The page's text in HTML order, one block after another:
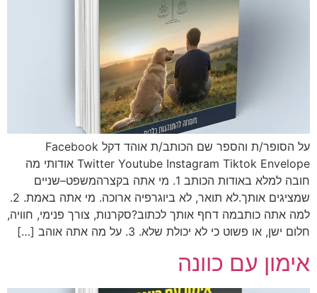
על הסופר/ת והספר שם הכותב/ת אוהד דקל Facebook
Twitter Youtube Instagram Tiktok Envelope אודותי מה
חובה למלא באודות הכותב 1. מי אתה בקצרהמשפט–שניים
שמציגים אותך.לא תואר, לא ביוגרפיה ארוכה. מי אתה באמת. 2.
למה אתה כותבמה דחף אותך לכתוב?סקרנות, צורך פנימי, חוויה,
חלום ישן, או פשוט כי לא יכולת שלא. 3. על מה אתה אוהב […]
אימון עם כוונה